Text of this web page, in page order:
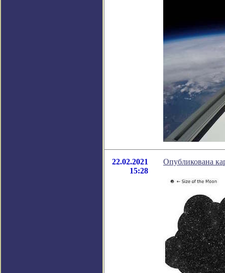
22.02.2021
15:28
Опубликована